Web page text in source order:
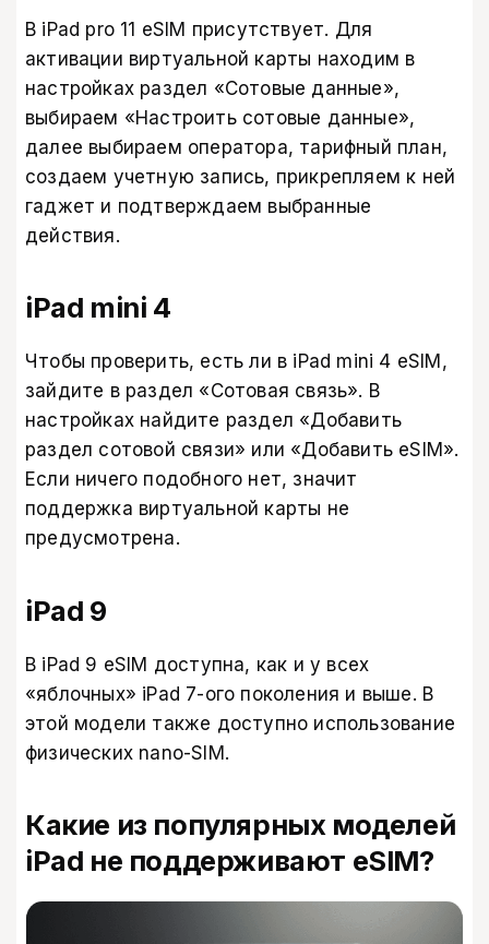
В iPad pro 11 eSIM присутствует. Для
активации виртуальной карты находим в
настройках раздел «Сотовые данные»,
выбираем «Настроить сотовые данные»,
далее выбираем оператора, тарифный план,
создаем учетную запись, прикрепляем к ней
гаджет и подтверждаем выбранные
действия.
iPad mini 4
Чтобы проверить, есть ли в iPad mini 4 eSIM,
зайдите в раздел «Сотовая связь». В
настройках найдите раздел «Добавить
раздел сотовой связи» или «Добавить eSIM».
Если ничего подобного нет, значит
поддержка виртуальной карты не
предусмотрена.
iPad 9
В iPad 9 eSIM доступна, как и у всех
«яблочных» iPad 7-ого поколения и выше. В
этой модели также доступно использование
физических nano-SIM.
Какие из популярных моделей
iPad не поддерживают eSIM?